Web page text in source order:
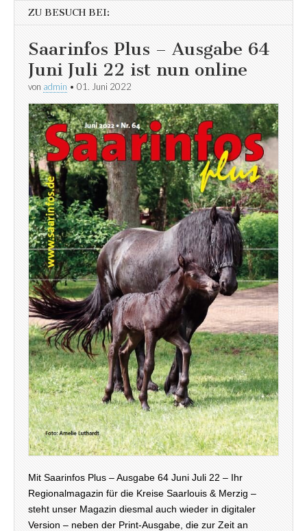
ZU BESUCH BEI:
Saarinfos Plus – Ausgabe 64
Juni Juli 22 ist nun online
von admin • 01. Juni 2022
Mit Saarinfos Plus – Ausgabe 64 Juni Juli 22 – Ihr
Regionalmagazin für die Kreise Saarlouis & Merzig –
steht unser Magazin diesmal auch wieder in digitaler
Version – neben der Print-Ausgabe, die zur Zeit an